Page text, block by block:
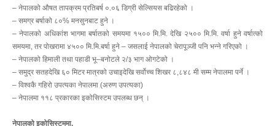
– नेपालको औषत तापक्रम प्रतिबर्ष ०.०६ डिग्री सेल्सियस बढिरहेको ।
– समग्र बर्षाको ८०% मनसुनबाट हुने ।
– नेपालको अधिकांश भागमा बर्षातको समयमा १५०० मि.मि. देखि २५०० मि.मि. वर्षा हुने वर्षात्को
समयमा, तर पोखरामा ४५०० मि.मि.बर्षा हुने – जसलाई नेपालको चेरापूञ्जी पनि भन्ने गरिएको ।
– नेपालको हिमाली तथा पहाडी भू–बनोटले २/३ भाग ओगटेको ।
– समुद्र सतहदेखि ६० मिटर मात्रको उचाइदेखि सर्वोच्च शिखर ८,८४८ मी सम्म नेपालमा पर्ने ।
– विश्वकै गहिरो उपत्यका नेपालमा (अरुण उपत्यका)
– नेपालमा ११८ प्रकारका इकोसिस्टम उपलब्ध छन् ।
नेपालको इकोसिस्टममा,